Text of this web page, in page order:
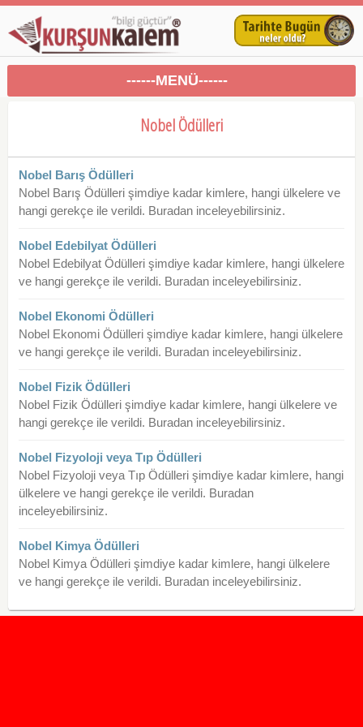
------MENÜ------
Nobel Ödülleri
Nobel Barış Ödülleri
Nobel Barış Ödülleri şimdiye kadar kimlere, hangi ülkelere ve
hangi gerekçe ile verildi. Buradan inceleyebilirsiniz.
Nobel Edebilyat Ödülleri
Nobel Edebilyat Ödülleri şimdiye kadar kimlere, hangi ülkelere
ve hangi gerekçe ile verildi. Buradan inceleyebilirsiniz.
Nobel Ekonomi Ödülleri
Nobel Ekonomi Ödülleri şimdiye kadar kimlere, hangi ülkelere
ve hangi gerekçe ile verildi. Buradan inceleyebilirsiniz.
Nobel Fizik Ödülleri
Nobel Fizik Ödülleri şimdiye kadar kimlere, hangi ülkelere ve
hangi gerekçe ile verildi. Buradan inceleyebilirsiniz.
Nobel Fizyoloji veya Tıp Ödülleri
Nobel Fizyoloji veya Tıp Ödülleri şimdiye kadar kimlere, hangi
ülkelere ve hangi gerekçe ile verildi. Buradan
inceleyebilirsiniz.
Nobel Kimya Ödülleri
Nobel Kimya Ödülleri şimdiye kadar kimlere, hangi ülkelere
ve hangi gerekçe ile verildi. Buradan inceleyebilirsiniz.